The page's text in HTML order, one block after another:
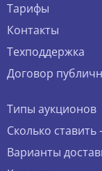
Тарифы
Контакты
Техподдержка
Договор
Типы аукционов
Сколько
Варианты